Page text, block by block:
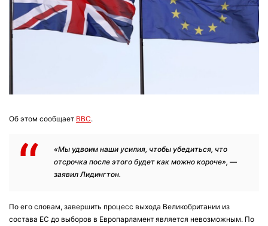
Об этом сообщает ВВС.
«Мы удвоим наши усилия, чтобы убедиться, что
отсрочка после этого будет как можно короче», —
заявил Лидингтон.
По его словам, завершить процесс выхода Великобритании из
состава ЕС до выборов в Европарламент является невозможным. По